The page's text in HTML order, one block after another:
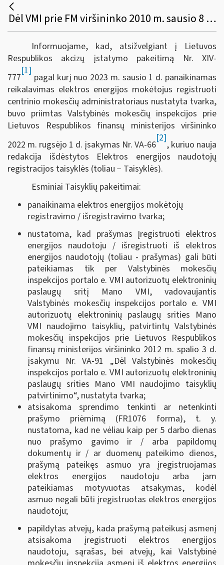
Dėl VMI prie FM viršininko 2010 m. sausio 8 d. įsakymo Nr. VA-6 pakeitimo
Informuojame, kad, atsižvelgiant į Lietuvos
Respublikos akcizų įstatymo pakeitimą Nr.
XIV-
777
[1]
pagal kurį nuo 2023 m. sausio 1 d. panaikinamas
reikalavimas elektros energijos mokėtojus registruoti
centrinio mokesčių administratoriaus nustatyta tvarka,
buvo priimtas Valstybinės mokesčių inspekcijos prie
Lietuvos Respublikos finansų ministerijos viršininko
2022 m. rugsėjo 1 d. įsakymas Nr. VA-66
[2]
, kuriuo nauja
redakcija išdėstytos Elektros energijos naudotojų
registracijos taisyklės (toliau − Taisyklės).
Esminiai Taisyklių pakeitimai:
panaikinama elektros energijos mokėtojų
registravimo / išregistravimo tvarka;
nustatoma, kad prašymas Įregistruoti elektros
energijos naudotoju / išregistruoti iš elektros
energijos naudotojų (toliau - prašymas) gali būti
pateikiamas tik per Valstybinės mokesčių
inspekcijos portalo e. VMI autorizuotų elektroninių
paslaugų sritį Mano VMI, vadovaujantis
Valstybinės mokesčių inspekcijos portalo e. VMI
autorizuotų elektroninių paslaugų srities Mano
VMI naudojimo taisyklių, patvirtintų Valstybinės
mokesčių inspekcijos prie Lietuvos Respublikos
finansų ministerijos viršininko 2012 m. spalio 3 d.
įsakymu Nr. VA-91 „Dėl Valstybinės mokesčių
inspekcijos portalo e. VMI autorizuotų elektroninių
paslaugų srities Mano VMI naudojimo taisyklių
patvirtinimo“, nustatyta tvarka;
atsisakoma sprendimo tenkinti ar netenkinti
prašymo priėmimą (FR1076 forma), t. y.
nustatoma, kad ne vėliau kaip per 5 darbo dienas
nuo prašymo gavimo ir / arba papildomų
dokumentų ir / ar duomenų pateikimo dienos,
prašymą pateikęs asmuo yra įregistruojamas
elektros energijos naudotoju arba jam
pateikiamas motyvuotas atsakymas, kodėl
asmuo negali būti įregistruotas elektros energijos
naudotoju;
papildytas atvejų, kada prašymą pateikusį asmenį
atsisakoma įregistruoti elektros energijos
naudotoju, sąrašas, bei atvejų, kai Valstybinė